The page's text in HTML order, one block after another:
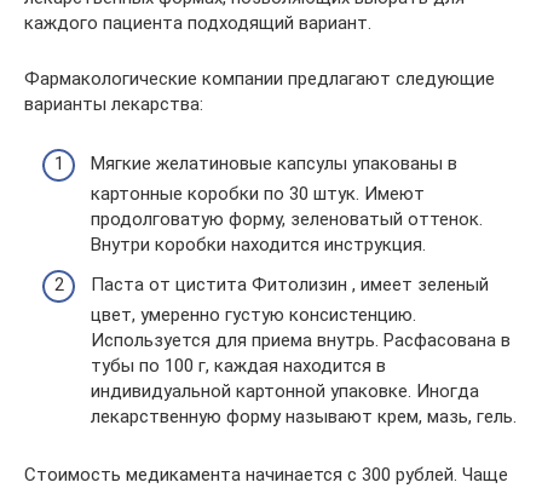
каждого пациента подходящий вариант.
Фармакологические компании предлагают следующие
варианты лекарства:
Мягкие желатиновые капсулы упакованы в
картонные коробки по 30 штук. Имеют
продолговатую форму, зеленоватый оттенок.
Внутри коробки находится инструкция.
Паста от цистита Фитолизин , имеет зеленый
цвет, умеренно густую консистенцию.
Используется для приема внутрь. Расфасована в
тубы по 100 г, каждая находится в
индивидуальной картонной упаковке. Иногда
лекарственную форму называют крем, мазь, гель.
Стоимость медикамента начинается с 300 рублей. Чаще